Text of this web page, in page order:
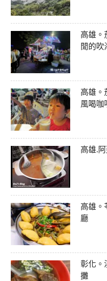
高雄。
閒的吹
高雄。
風喝咖
高雄.
高雄。
廳
彰化。
攤